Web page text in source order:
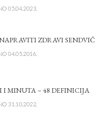
05.04.2023.
ZDRAVI SENDVIČ
04.05.2016.
I MINUTA – 48 DEFINICIJA
31.10.2022.